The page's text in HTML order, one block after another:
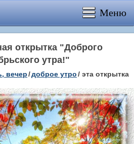
Меню
открытка "Доброго
утра!"
вечер/доброе утро/ эта открытка